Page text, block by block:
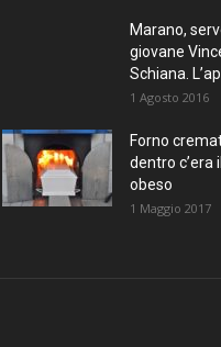
Marano,
giovane
Schiana.
1 Agosto 2016
Forno
dentro c’era
obeso
1 Maggio 2017